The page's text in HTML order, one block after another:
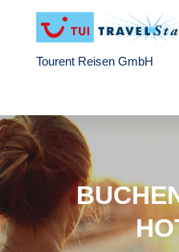
Tourent Reisen GmbH